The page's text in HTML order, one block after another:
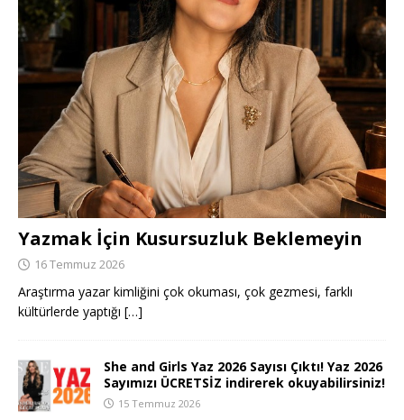
Yazmak İçin Kusursuzluk Beklemeyin
16 Temmuz 2026
Araştırma yazar kimliğini çok okuması, çok gezmesi, farklı
kültürlerde yaptığı […]
She and Girls Yaz 2026 Sayısı Çıktı! Yaz 2026
Sayımızı ÜCRETSİZ indirerek okuyabilirsiniz!
15 Temmuz 2026